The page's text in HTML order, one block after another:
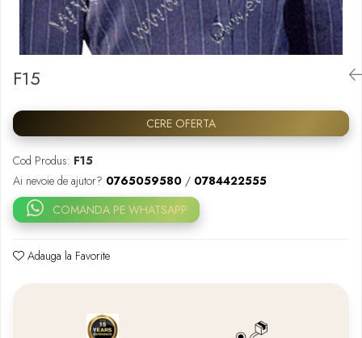
Placa memoriala
Placute ABS personalizate
marmura
F15
CERE OFERTA
Cod Produs: F15
Ai nevoie de ajutor? 0765059580 / 0784422555
COMANDA PE WHATSAPP
Adauga la Favorite